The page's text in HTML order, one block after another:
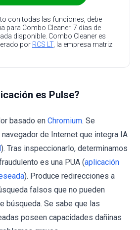
con todas las funciones, debe
para Combo Cleaner. 7 días de
disponible. Combo Cleaner es
por RCS LT, la empresa matriz
es Pulse?
basado en Chromium. Se
de Internet que integra IA
). Tras inspeccionarlo, determinamos
es una PUA (aplicación
). Produce redirecciones a
falsos que no pueden
búsqueda. Se sabe que las
poseen capacidades dañinas